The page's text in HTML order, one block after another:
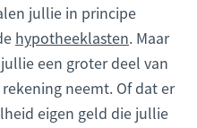
jullie in principe
hypotheeklasten. Maar
een groter deel van
neemt. Of dat er
eigen geld die jullie